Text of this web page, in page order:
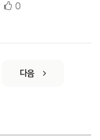
0
다음